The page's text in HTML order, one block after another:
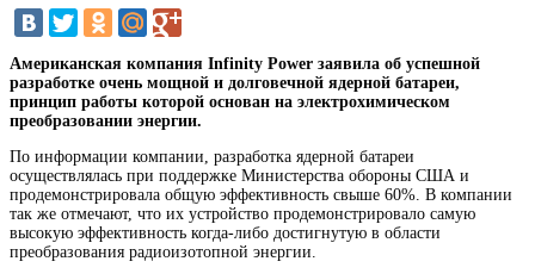
Американская компания Infinity Power заявила об успешной
разработке очень мощной и долговечной ядерной батареи,
принцип работы которой основан на электрохимическом
преобразовании энергии.
По информации компании, разработка ядерной батареи
осуществлялась при поддержке Министерства обороны США и
продемонстрировала общую эффективность свыше 60%. В компании
так же отмечают, что их устройство продемонстрировало самую
высокую эффективность когда-либо достигнутую в области
преобразования радиоизотопной энергии.